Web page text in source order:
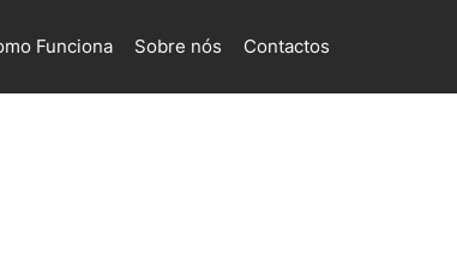
Funciona Sobre nós Contactos